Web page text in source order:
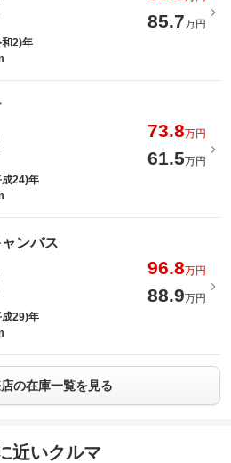
85.7万円
2)年
73.8万円
61.5万円
24)年
ンバス
96.8万円
88.9万円
29)年
の在庫一覧を見る
近いクルマ